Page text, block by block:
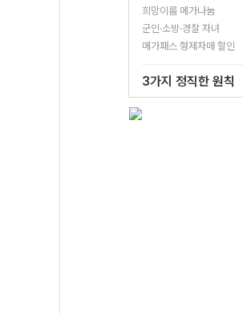
희망이룸 메가나눔
군인·소방·경찰 자녀
메가패스 형제자매 할인
3가지 정직한 원칙